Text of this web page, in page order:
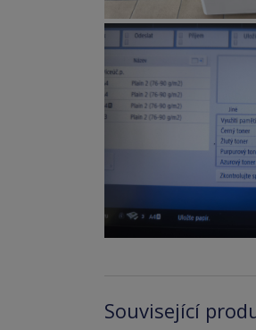
Související